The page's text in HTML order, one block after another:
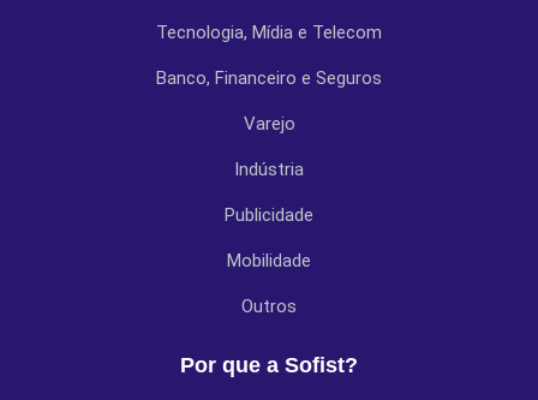
Tecnologia, Mídia e Telecom
Banco, Financeiro e Seguros
Varejo
Indústria
Publicidade
Mobilidade
Outros
Por que a Sofist?